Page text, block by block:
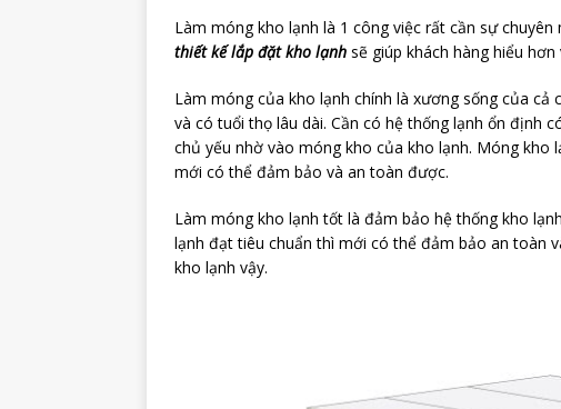
Làm móng kho lạnh là 1 công việc rất cần sự chuyên
thiết kế lắp đặt kho lạnh sẽ giúp khách hàng hiểu
Làm móng của kho lạnh chính là xương sống của
và có tuổi thọ lâu dài. Cần có hệ thống lạnh ổn định
chủ yếu nhờ vào móng kho của kho lạnh. Móng kho
mới có thể đảm bảo và an toàn được.
Làm móng kho lạnh tốt là đảm bảo hệ thống kho
lạnh đạt tiêu chuẩn thì mới có thể đảm bảo an toàn
kho lạnh vậy.